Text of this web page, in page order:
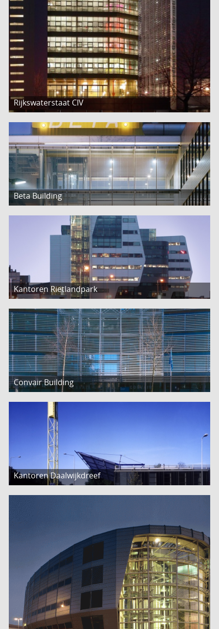
Rijkswaterstaat CIV
Beta Building
Kantoren Rietlandpark
Convair Building
Kantoren Daalwijkdreef